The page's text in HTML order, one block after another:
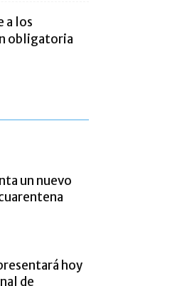
a los
obligatoria
un nuevo
hoy
de